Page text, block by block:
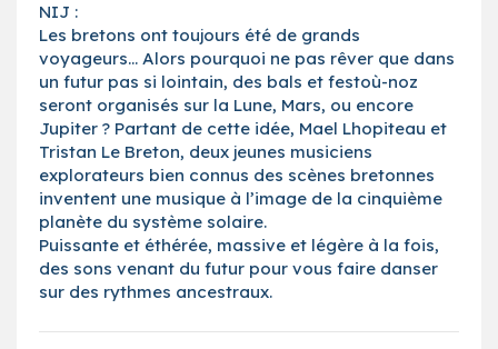
NIJ :
Les bretons ont toujours été de grands
voyageurs… Alors pourquoi ne pas rêver que dans
un futur pas si lointain, des bals et festoù-noz
seront organisés sur la Lune, Mars, ou encore
Jupiter ? Partant de cette idée, Mael Lhopiteau et
Tristan Le Breton, deux jeunes musiciens
explorateurs bien connus des scènes bretonnes
inventent une musique à l’image de la cinquième
planète du système solaire.
Puissante et éthérée, massive et légère à la fois,
des sons venant du futur pour vous faire danser
sur des rythmes ancestraux.